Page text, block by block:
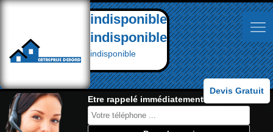
indisponible
indisponible
indisponible
Devis Gratuit
Etre rappelé immédiatement: